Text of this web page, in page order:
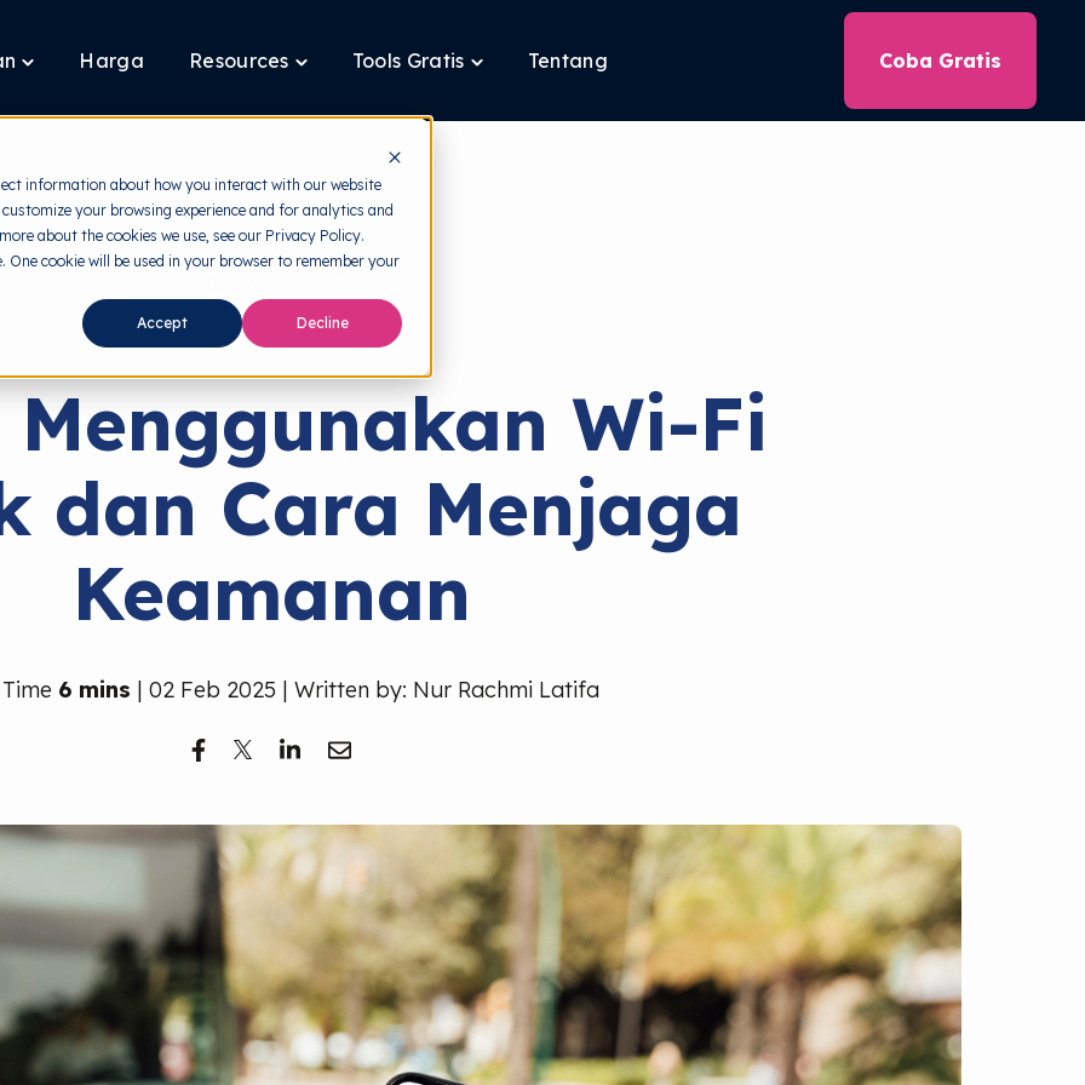
information about how you interact with our website
your browsing experience and for analytics and
about the cookies we use, see our Privacy Policy.
cookie will be used in your browser to remember your
Accept Decline
Toggle
Layanan
Harga Resources
Toggle
Resources
Tools Gratis
Toggle
Tools
Tentang Coba Gratis
Security Awareness
Menggunakan Wi-Fi
dan Cara Menjaga
Keamanan
6 mins | 02 Feb 2025 | Written by: Nur Rachmi Latifa